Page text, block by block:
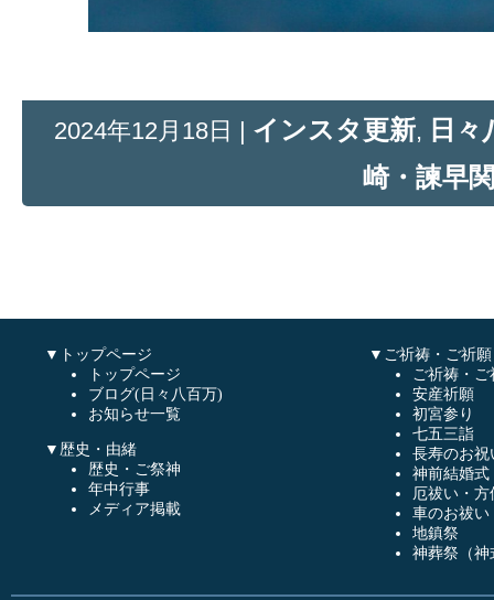
2024年12月18日 | インスタ更新, 日々
崎・諫早
▼トップページ
トップページ
ブログ(日々八百万)
お知らせ一覧
▼歴史・由緒
歴史・ご祭神
年中行事
メディア掲載
▼ご祈祷・ご祈願
ご祈祷・ご
安産祈願
初宮参り
七五三詣
長寿のお祝
神前結婚式
厄祓い・方
車のお祓い
地鎮祭
神葬祭（神